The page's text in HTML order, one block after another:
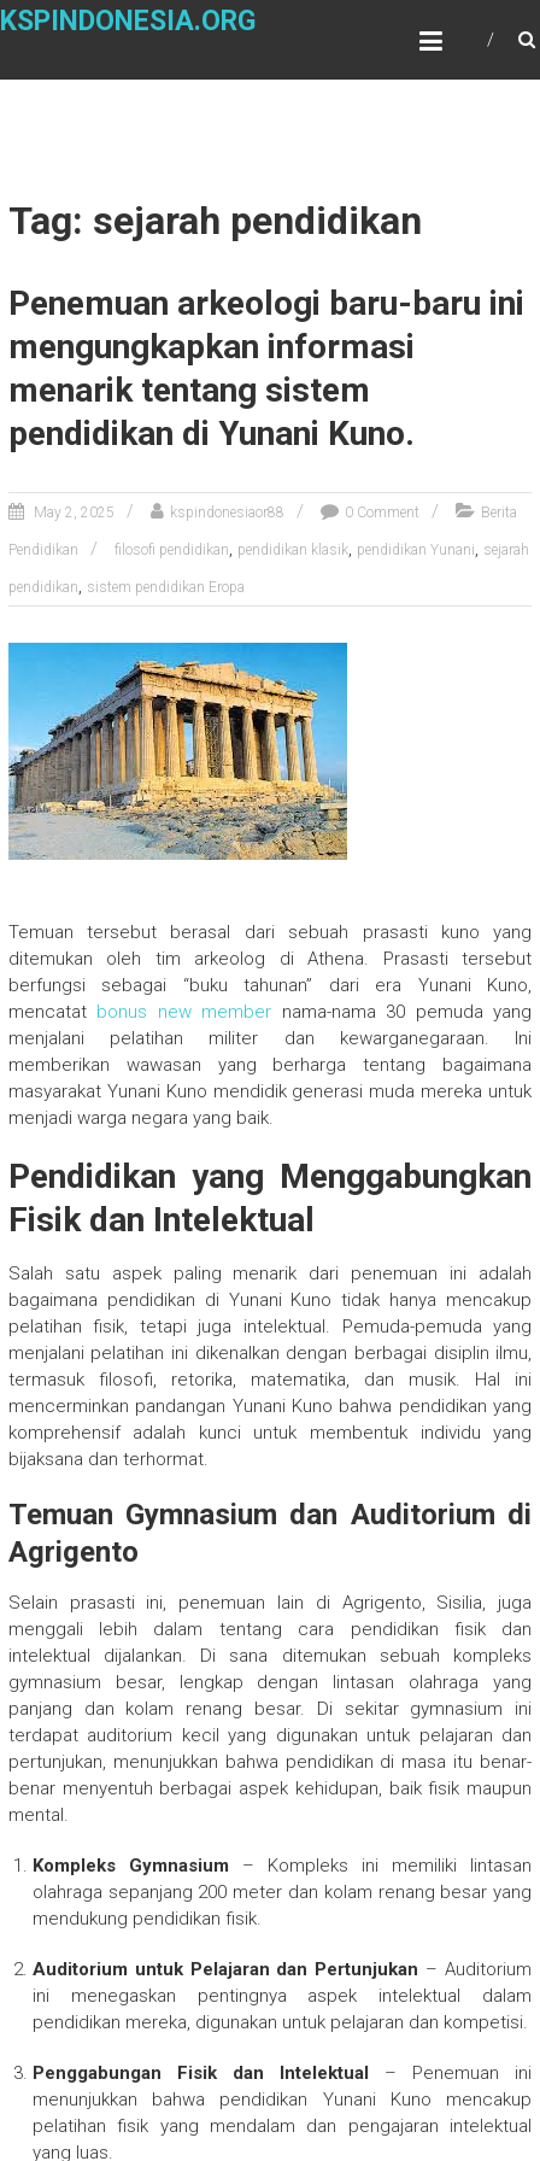
Skip
KSPINDONESIA.ORG
Tag: sejarah pendidikan
Penemuan arkeologi baru-baru ini
mengungkapkan informasi
menarik tentang sistem
pendidikan di Yunani Kuno.
May 2, 2025 kspindonesiaor88 0 Comment Berita
Pendidikan filosofi pendidikan, pendidikan klasik, pendidikan Yunani, sejarah
pendidikan, sistem pendidikan Eropa
Temuan tersebut berasal dari sebuah prasasti kuno yang
ditemukan oleh tim arkeolog di Athena. Prasasti tersebut
berfungsi sebagai “buku tahunan” dari era Yunani Kuno,
mencatat bonus new member nama-nama 30 pemuda yang
menjalani pelatihan militer dan kewarganegaraan. Ini
memberikan wawasan yang berharga tentang bagaimana
masyarakat Yunani Kuno mendidik generasi muda mereka untuk
menjadi warga negara yang baik.
Pendidikan yang Menggabungkan
Fisik dan Intelektual
Salah satu aspek paling menarik dari penemuan ini adalah
bagaimana pendidikan di Yunani Kuno tidak hanya mencakup
pelatihan fisik, tetapi juga intelektual. Pemuda-pemuda yang
menjalani pelatihan ini dikenalkan dengan berbagai disiplin ilmu,
termasuk filosofi, retorika, matematika, dan musik. Hal ini
mencerminkan pandangan Yunani Kuno bahwa pendidikan yang
komprehensif adalah kunci untuk membentuk individu yang
bijaksana dan terhormat.
Temuan Gymnasium dan Auditorium di
Agrigento
Selain prasasti ini, penemuan lain di Agrigento, Sisilia, juga
menggali lebih dalam tentang cara pendidikan fisik dan
intelektual dijalankan. Di sana ditemukan sebuah kompleks
gymnasium besar, lengkap dengan lintasan olahraga yang
panjang dan kolam renang besar. Di sekitar gymnasium ini
terdapat auditorium kecil yang digunakan untuk pelajaran dan
pertunjukan, menunjukkan bahwa pendidikan di masa itu benar-
benar menyentuh berbagai aspek kehidupan, baik fisik maupun
mental.
Kompleks Gymnasium – Kompleks ini memiliki lintasan
olahraga sepanjang 200 meter dan kolam renang besar yang
mendukung pendidikan fisik.
Auditorium untuk Pelajaran dan Pertunjukan – Auditorium
ini menegaskan pentingnya aspek intelektual dalam
pendidikan mereka, digunakan untuk pelajaran dan kompetisi.
Penggabungan Fisik dan Intelektual – Penemuan ini
menunjukkan bahwa pendidikan Yunani Kuno mencakup
pelatihan fisik yang mendalam dan pengajaran intelektual
yang luas.